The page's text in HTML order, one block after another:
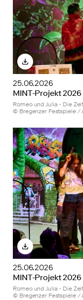
25.06.2026
MINT-Projekt 2026
Romeo und Julia - Die
© Bregenzer Festspiele /
25.06.2026
MINT-Projekt 2026
Romeo und Julia - Die
© Bregenzer Festspiele /